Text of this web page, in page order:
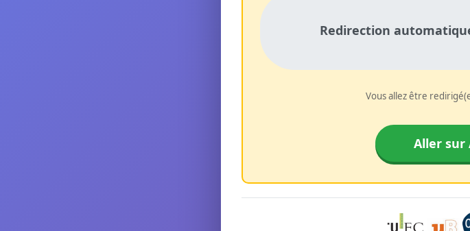
Redirection
Vous allez être
Aller sur